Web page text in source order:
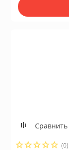
Сравнить
(0)